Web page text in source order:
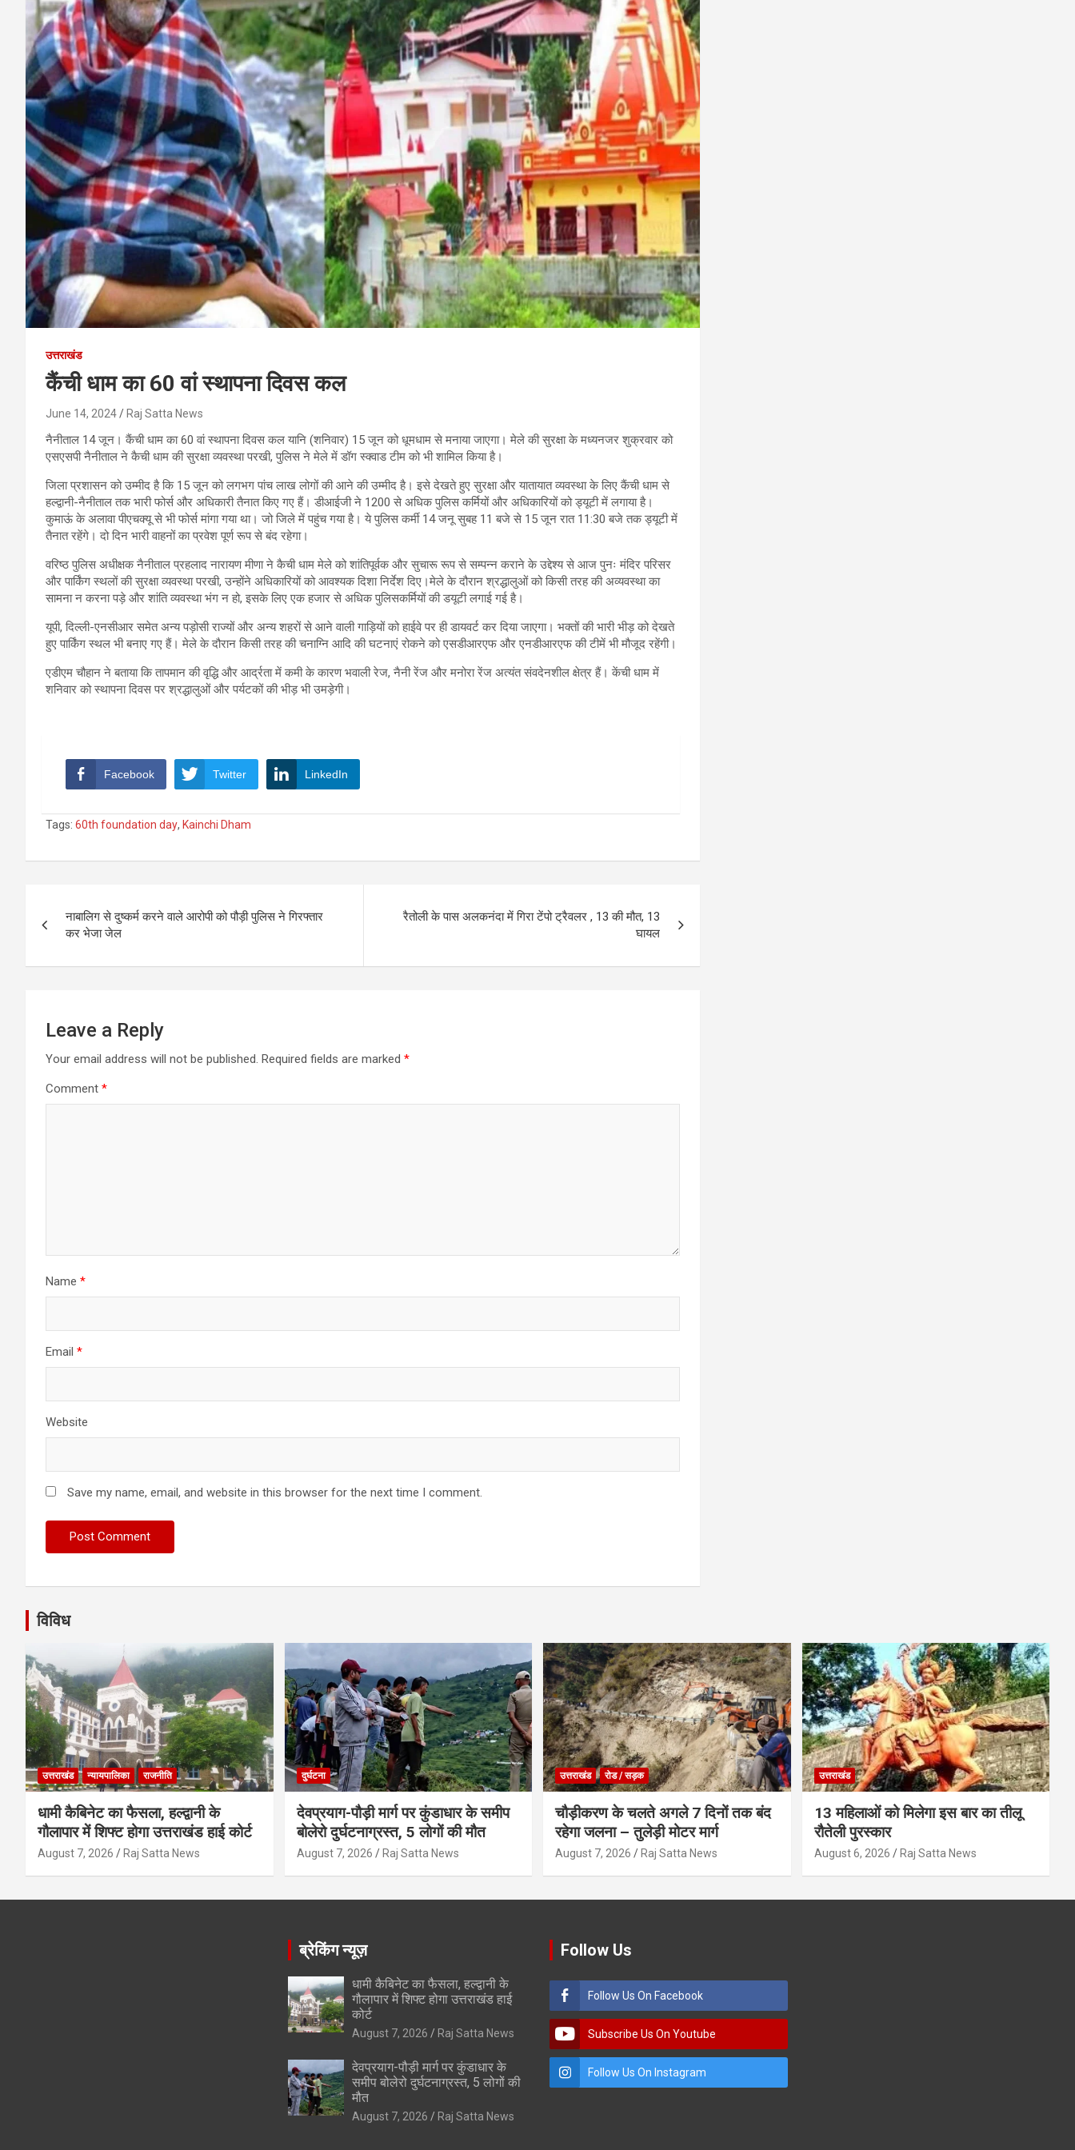
उत्तराखंड
कैंची धाम का 60 वां स्थापना दिवस कल
June 14, 2024 Raj Satta News
नैनीताल 14 जून। कैंची धाम का 60 वां स्थापना दिवस कल यानि (शनिवार) 15 जून को धूमधाम से मनाया जाएगा। मेले की सुरक्षा के मध्यनजर शुक्रवार को
एसएसपी नैनीताल ने कैची धाम की सुरक्षा व्यवस्था परखी, पुलिस ने मेले में डॉग स्क्वाड टीम को भी शामिल किया है।
जिला प्रशासन को उम्मीद है कि 15 जून को लगभग पांच लाख लोगों की आने की उम्मीद है। इसे देखते हुए सुरक्षा और यातायात व्यवस्था के लिए कैंची धाम से
हल्द्वानी-नैनीताल तक भारी फोर्स और अधिकारी तैनात किए गए हैं। डीआईजी ने 1200 से अधिक पुलिस कर्मियों और अधिकारियों को ड्यूटी में लगाया है।
कुमाऊं के अलावा पीएचक्यू से भी फोर्स मांगा गया था। जो जिले में पहुंच गया है। ये पुलिस कर्मी 14 जनू सुबह 11 बजे से 15 जून रात 11:30 बजे तक ड्यूटी में
तैनात रहेंगे। दो दिन भारी वाहनों का प्रवेश पूर्ण रूप से बंद रहेगा।
वरिष्ठ पुलिस अधीक्षक नैनीताल प्रहलाद नारायण मीणा ने कैची धाम मेले को शांतिपूर्वक और सुचारू रूप से सम्पन्न कराने के उद्देश्य से आज पुनः मंदिर परिसर
और पार्किंग स्थलों की सुरक्षा व्यवस्था परखी, उन्होंने अधिकारियों को आवश्यक दिशा निर्देश दिए।मेले के दौरान श्रद्धालुओं को किसी तरह की अव्यवस्था का
सामना न करना पड़े और शांति व्यवस्था भंग न हो, इसके लिए एक हजार से अधिक पुलिसकर्मियों की डयूटी लगाई गई है।
यूपी, दिल्ली-एनसीआर समेत अन्य पड़ोसी राज्यों और अन्य शहरों से आने वाली गाड़ियों को हाईवे पर ही डायवर्ट कर दिया जाएगा। भक्तों की भारी भीड़ को देखते
हुए पार्किंग स्थल भी बनाए गए हैं। मेले के दौरान किसी तरह की चनाग्नि आदि की घटनाएं रोकने को एसडीआरएफ और एनडीआरएफ की टीमें भी मौजूद रहेंगी।
एडीएम चौहान ने बताया कि तापमान की वृद्धि और आर्द्रता में कमी के कारण भवाली रेज, नैनी रेंज और मनोरा रेंज अत्यंत संवदेनशील क्षेत्र हैं। केंची धाम में
शनिवार को स्थापना दिवस पर श्रद्धालुओं और पर्यटकों की भीड़ भी उमड़ेगी।
Facebook Twitter LinkedIn
Tags: 60th foundation day, Kainchi Dham
navigation
नाबालिग से दुष्कर्म करने वाले आरोपी को पौड़ी पुलिस ने गिरफ्तार
कर भेजा जेल
रैतोली के पास अलकनंदा में गिरा टेंपो ट्रैवलर , 13 की मौत, 13
घायल
Leave a Reply
Your email address will not be published. Required fields are marked *
Comment *
Name *
Email *
Website
Save my name, email, and website in this browser for the next time I comment.
विविध
उत्तराखंड न्यायपालिका राजनीति
धामी कैबिनेट का फैसला, हल्द्वानी के
गौलापार में शिफ्ट होगा उत्तराखंड हाई कोर्ट
August 7, 2026 Raj Satta News
दुर्घटना
देवप्रयाग-पौड़ी मार्ग पर कुंडाधार के समीप
बोलेरो दुर्घटनाग्रस्त, 5 लोगों की मौत
August 7, 2026 Raj Satta News
उत्तराखंड रोड / सड़क
चौड़ीकरण के चलते अगले 7 दिनों तक बंद
रहेगा जलना – तुलेड़ी मोटर मार्ग
August 7, 2026 Raj Satta News
उत्तराखंड
13 महिलाओं को मिलेगा इस बार का तीलू
रौतेली पुरस्कार
August 6, 2026 Raj Satta News
ब्रेकिंग न्यूज़
धामी कैबिनेट का फैसला, हल्द्वानी के
गौलापार में शिफ्ट होगा उत्तराखंड हाई
कोर्ट
August 7, 2026 Raj Satta News
देवप्रयाग-पौड़ी मार्ग पर कुंडाधार के
समीप बोलेरो दुर्घटनाग्रस्त, 5 लोगों की
मौत
August 7, 2026 Raj Satta News
Follow Us
Follow Us On Facebook
Subscribe Us On Youtube
Follow Us On Instagram